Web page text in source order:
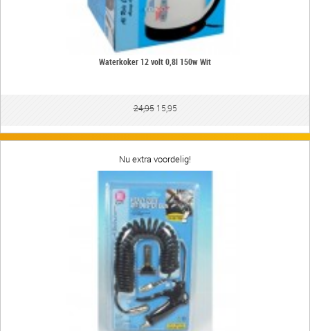
Waterkoker 12 volt 0,8l 150w Wit
24,9515,95
Nu extra voordelig!